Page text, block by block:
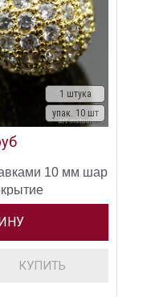
1 штука
упак. 10 шт
10 мм шар
КУПИТЬ